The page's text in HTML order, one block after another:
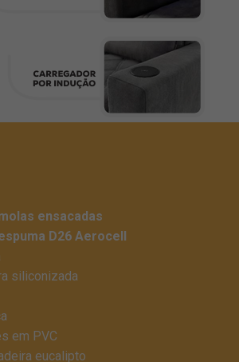
ensacadas
D26 Aerocell
siliconizada
em PVC
eucalipto